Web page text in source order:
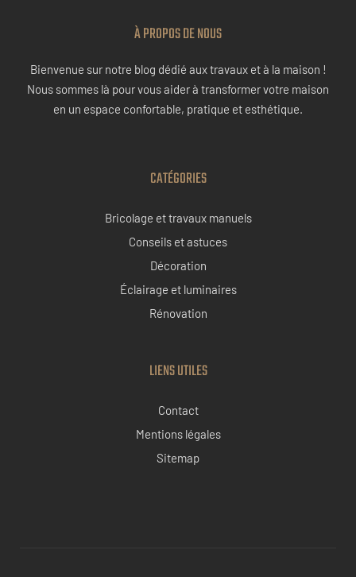
À PROPOS DE NOUS
Bienvenue sur notre blog dédié aux travaux et à la maison !
Nous sommes là pour vous aider à transformer votre maison
en un espace confortable, pratique et esthétique.
CATÉGORIES
Bricolage et travaux manuels
Conseils et astuces
Décoration
Éclairage et luminaires
Rénovation
LIENS UTILES
Contact
Mentions légales
Sitemap